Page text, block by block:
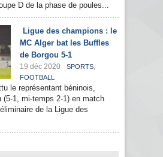
D de la phase de poules...
Ligue des champions : le
MC Alger bat les Buffles
de Borgou 5-1
19 déc 2020 SPORTS,
FOOTBALL
le représentant béninois,
(5-1, mi-temps 2-1) en match
de la Ligue des